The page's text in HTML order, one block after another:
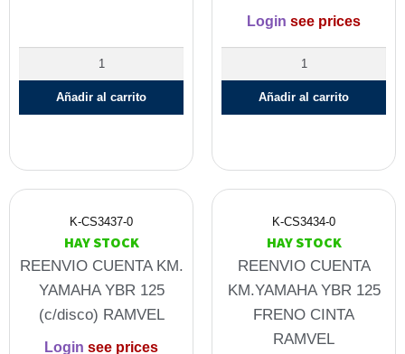
Añadir al carrito
Login see prices
Añadir al carrito
K-CS3437-0
HAY STOCK
REENVIO CUENTA KM.
YAMAHA YBR 125
(c/disco) RAMVEL
Login see prices
K-CS3434-0
HAY STOCK
REENVIO CUENTA
KM.YAMAHA YBR 125
FRENO CINTA
RAMVEL